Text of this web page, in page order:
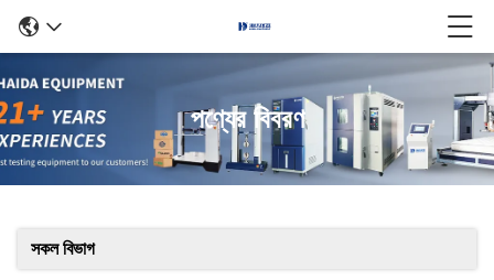
পণ্যের বিবরণ
সকল বিভাগ